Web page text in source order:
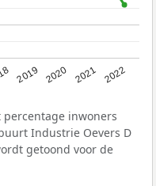
2019 2020 2021 2022
inwoners
Industrie Oevers D
getoond voor de